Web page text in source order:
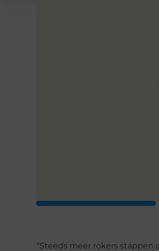
“Steeds meer rokers stappen